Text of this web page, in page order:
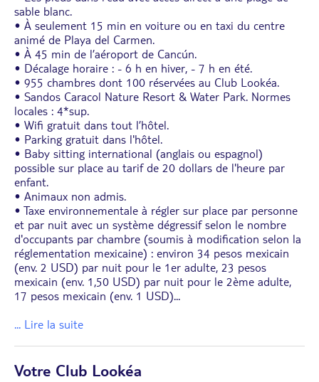
sable blanc.
• À seulement 15 min en voiture ou en taxi du centre
animé de Playa del Carmen.
• À 45 min de l’aéroport de Cancún.
• Décalage horaire : - 6 h en hiver, - 7 h en été.
• 955 chambres dont 100 réservées au Club Lookéa.
• Sandos Caracol Nature Resort & Water Park. Normes
locales : 4*sup.
• Wifi gratuit dans tout l’hôtel.
• Parking gratuit dans l'hôtel.
• Baby sitting international (anglais ou espagnol)
possible sur place au tarif de 20 dollars de l'heure par
enfant.
• Animaux non admis.
• Taxe environnementale à régler sur place par personne
et par nuit avec un système dégressif selon le nombre
d'occupants par chambre (soumis à modification selon la
réglementation mexicaine) : environ 34 pesos mexicain
(env. 2 USD) par nuit pour le 1er adulte, 23 pesos
mexicain (env. 1,50 USD) par nuit pour le 2ème adulte,
17 pesos mexicain (env. 1 USD)...
... Lire la suite
Votre Club Lookéa